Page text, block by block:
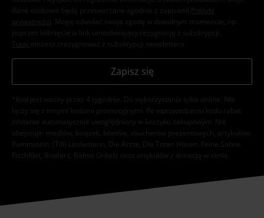
dane osobowe będą przetwarzane zgodnie z zapisami
Polityki
prywatności . Mogę odwołać swoją zgodę w dowolnym momencie, np.
poprzez kliknięcie w link umożliwiający rezygnację z subskrypcji.
Tutaj możesz zrezygnować z subskrypcji newslettera.
Zapisz się
*Kod jest ważny przez 4 tygodnie. Do wykorzystania tylko online. NIe
łączy się z innymi kodami promocyjnymi. Po wprowadzeniu kodu rabat
zostanie automatycznie uwzględniony w koszyku zakupowym. Nie
obejmuje: mediów, książek, biletów, voucherów prezentowych, artykułów:
Rammstein, (Till) Lindemann, Die Ärzte, Die Toten Hosen, Feine Sahne
Fischfilet, Broilers, Böhse Onkelz oraz artykułów z donacją w cenie.